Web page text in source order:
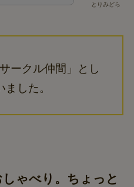
とりみどら
ークル仲間」とし
した。
ゃべり。ちょっと